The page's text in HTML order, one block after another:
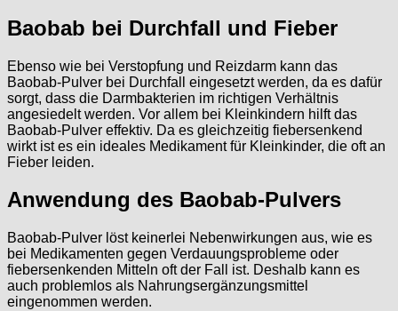
Baobab bei Durchfall und Fieber
Ebenso wie bei Verstopfung und Reizdarm kann das
Baobab-Pulver bei Durchfall eingesetzt werden, da es dafür
sorgt, dass die Darmbakterien im richtigen Verhältnis
angesiedelt werden. Vor allem bei Kleinkindern hilft das
Baobab-Pulver effektiv. Da es gleichzeitig fiebersenkend
wirkt ist es ein ideales Medikament für Kleinkinder, die oft an
Fieber leiden.
Anwendung des Baobab-Pulvers
Baobab-Pulver löst keinerlei Nebenwirkungen aus, wie es
bei Medikamenten gegen Verdauungsprobleme oder
fiebersenkenden Mitteln oft der Fall ist. Deshalb kann es
auch problemlos als Nahrungsergänzungsmittel
eingenommen werden.